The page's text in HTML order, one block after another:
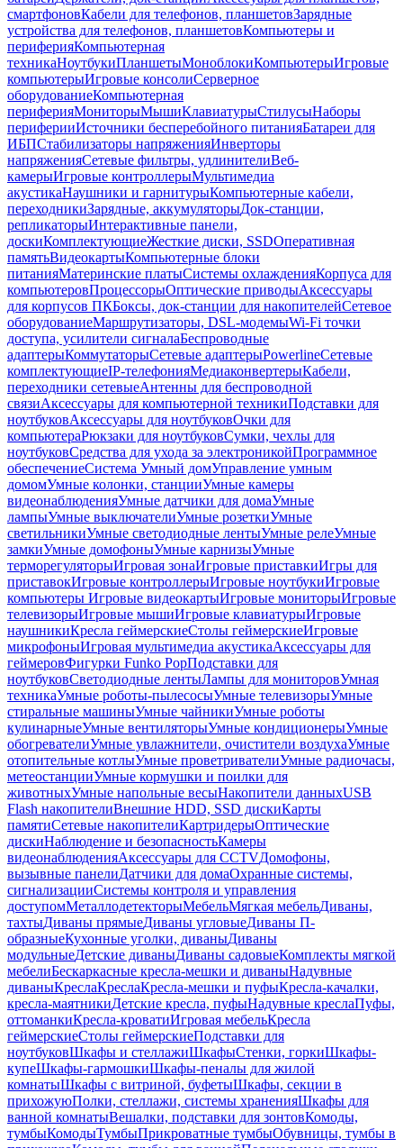
смартфоновКабели для телефонов, планшетовЗарядные
устройства для телефонов, планшетовКомпьютеры и
периферияКомпьютерная
техникаНоутбукиПланшетыМоноблокиКомпьютерыИгровые
компьютерыИгровые консолиСерверное
оборудованиеКомпьютерная
периферияМониторыМышиКлавиатурыСтилусыНаборы
периферииИсточники бесперебойного питанияБатареи для
ИБПСтабилизаторы напряженияИнверторы
напряженияСетевые фильтры, удлинителиВеб-
камерыИгровые контроллерыМультимедиа
акустикаНаушники и гарнитурыКомпьютерные кабели,
переходникиЗарядные, аккумуляторыДок-станции,
репликаторыИнтерактивные панели,
доскиКомплектующиеЖесткие диски, SSDОперативная
памятьВидеокартыКомпьютерные блоки
питанияМатеринские платыСистемы охлажденияКорпуса для
компьютеровПроцессорыОптические приводыАксессуары
для корпусов ПКБоксы, док-станции для накопителейСетевое
оборудованиеМаршрутизаторы, DSL-модемыWi-Fi точки
доступа, усилители сигналаБеспроводные
адаптерыКоммутаторыСетевые адаптерыPowerlineСетевые
комплектующиеIP-телефонияМедиаконвертерыКабели,
переходники сетевыеАнтенны для беспроводной
связиАксессуары для компьютерной техникиПодставки для
ноутбуковАксессуары для ноутбуковОчки для
компьютераРюкзаки для ноутбуковСумки, чехлы для
ноутбуковСредства для ухода за электроникойПрограммное
обеспечениеСистема Умный домУправление умным
домомУмные колонки, станцииУмные камеры
видеонаблюденияУмные датчики для домаУмные
лампыУмные выключателиУмные розеткиУмные
светильникиУмные светодиодные лентыУмные релеУмные
замкиУмные домофоныУмные карнизыУмные
терморегуляторыИгровая зонаИгровые приставкиИгры для
приставокИгровые контроллерыИгровые ноутбукиИгровые
компьютеры Игровые видеокартыИгровые мониторыИгровые
телевизорыИгровые мышиИгровые клавиатурыИгровые
наушникиКресла геймерскиеСтолы геймерскиеИгровые
микрофоныИгровая мультимедиа акустикаАксессуары для
геймеровФигурки Funko PopПодставки для
ноутбуковСветодиодные лентыЛампы для мониторовУмная
техникаУмные роботы-пылесосыУмные телевизорыУмные
стиральные машиныУмные чайникиУмные роботы
кулинарныеУмные вентиляторыУмные кондиционерыУмные
обогревателиУмные увлажнители, очистители воздухаУмные
отопительные котлыУмные проветривателиУмные радиочасы,
метеостанцииУмные кормушки и поилки для
животныхУмные напольные весыНакопители данныхUSB
Flash накопителиВнешние HDD, SSD дискиКарты
памятиСетевые накопителиКартридерыОптические
дискиНаблюдение и безопасностьКамеры
видеонаблюденияАксессуары для CCTVДомофоны,
вызывные панелиДатчики для домаОхранные системы,
сигнализацииСистемы контроля и управления
доступомМеталлодетекторыМебельМягкая мебельДиваны,
тахтыДиваны прямыеДиваны угловыеДиваны П-
образныеКухонные уголки, диваныДиваны
модульныеДетские диваныДиваны садовыеКомплекты мягкой
мебелиБескаркасные кресла-мешки и диваныНадувные
диваныКреслаКреслаКресла-мешки и пуфыКресла-качалки,
кресла-маятникиДетские кресла, пуфыНадувные креслаПуфы,
оттоманкиКресла-кроватиИгровая мебельКресла
геймерскиеСтолы геймерскиеПодставки для
ноутбуковШкафы и стеллажиШкафыСтенки, горкиШкафы-
купеШкафы-гармошкиШкафы-пеналы для жилой
комнатыШкафы с витриной, буфетыШкафы, секции в
прихожуюПолки, стеллажи, системы храненияШкафы для
ванной комнатыВешалки, подставки для зонтовКомоды,
тумбыКомодыТумбыПрикроватные тумбыОбувницы, тумбы в